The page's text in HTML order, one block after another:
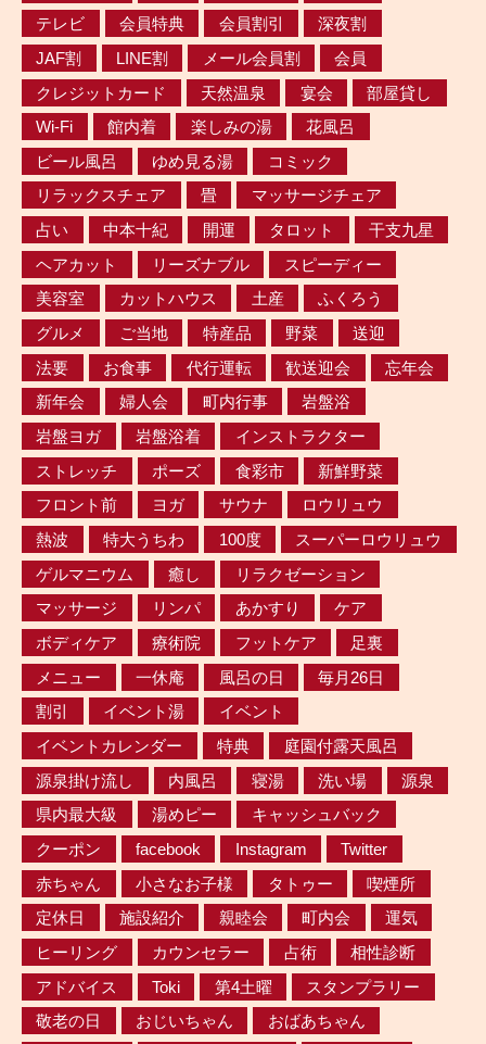
テレビ
会員特典 会員割引
深夜割
JAF割
LINE割 メール会員割
会員
クレジットカード
天然温泉 宴会
部屋貸し
Wi-Fi
館内着 楽しみの湯
花風呂
ビール風呂
ゆめ見る湯
コミック
リラックスチェア
畳
マッサージチェア
占い
中本十紀 開運 タロット
干支九星
ヘアカット
リーズナブル
スピーディー
美容室
カットハウス 土産
ふくろう
グルメ
ご当地 特産品 野菜
送迎
法要
お食事 代行運転 歓送迎会
忘年会
新年会
婦人会 町内行事
岩盤浴
岩盤ヨガ
岩盤浴着
インストラクター
ストレッチ
ポーズ 食彩市
新鮮野菜
フロント前
ヨガ サウナ
ロウリュウ
熱波
特大うちわ 100度
スーパーロウリュウ
ゲルマニウム
癒し
リラクゼーション
マッサージ
リンパ あかすり
ケア
ボディケア
療術院 フットケア
足裏
メニュー
一休庵 風呂の日
毎月26日
割引
イベント湯
イベント
イベントカレンダー
特典
庭園付露天風呂
源泉掛け流し
内風呂 寝湯 洗い場
源泉
県内最大級
湯めピー
キャッシュバック
クーポン
facebook Instagram
Twitter
赤ちゃん
小さなお子様 タトゥー
喫煙所
定休日
施設紹介 親睦会 町内会
運気
ヒーリング
カウンセラー 占術
相性診断
アドバイス
Toki 第4土曜
スタンプラリー
敬老の日
おじいちゃん
おばあちゃん